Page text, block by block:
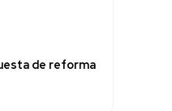
de reforma